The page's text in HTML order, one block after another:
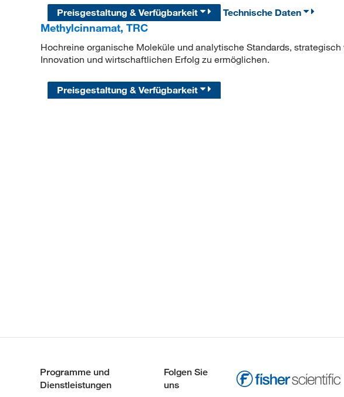
Preisgestaltung & Verfügbarkeit
Technische Daten
Methylcinnamat, TRC
Hochreine organische Moleküle und analytische Standards,
Innovation und wirtschaftlichen Erfolg zu ermöglichen.
Preisgestaltung & Verfügbarkeit
Programme und
Dienstleistungen
Folgen Sie
uns